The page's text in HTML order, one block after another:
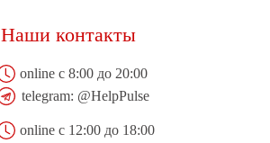
Наши контакты
online с 8:00 до 20:00
telegram: @HelpPulse
online с 12:00 до 18:00